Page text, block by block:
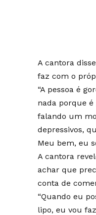
A cantora
faz com o
“A pessoa é
nada porque
falando um
depressivos,
Meu bem, eu
A cantora
achar que
conta de
“Quando eu
lipo, eu vou